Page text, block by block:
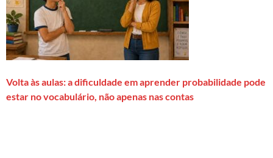
Volta às aulas: a dificuldade em aprender probabilidade pode
estar no vocabulário, não apenas nas contas